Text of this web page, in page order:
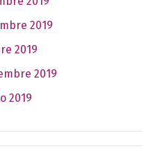
2019
2019
2019
2019